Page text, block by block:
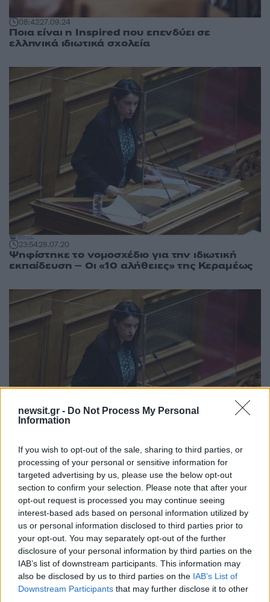
newsit.gr - Do Not Process My Personal
Information
If you wish to opt-out of the sale, sharing to third parties, or
processing of your personal or sensitive information for
targeted advertising by us, please use the below opt-out
section to confirm your selection. Please note that after your
opt-out request is processed you may continue seeing
interest-based ads based on personal information utilized by
us or personal information disclosed to third parties prior to
your opt-out. You may separately opt-out of the further
disclosure of your personal information by third parties on the
IAB’s list of downstream participants. This information may
also be disclosed by us to third parties on the IAB’s List of
Downstream Participants that may further disclose it to other
08:4227.09.24
Ποια είναι η Inspired που επενδύει σε
ελληνικά ιδιωτικά σχολεία
23:5428.07.20
Ψηφίστηκε το νομοσχέδιο για την ιδιωτική
εκπαίδευση – Οι «10 αλήθειες» της Κεραμέως
13:5921.07.20
Στη Βουλή το νομοσχέδιο για την ιδιωτική
εκπαίδευση – Όλα όσα αλλάζουν